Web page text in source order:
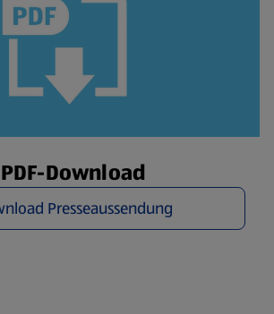
PDF-Download
Presseaussendung